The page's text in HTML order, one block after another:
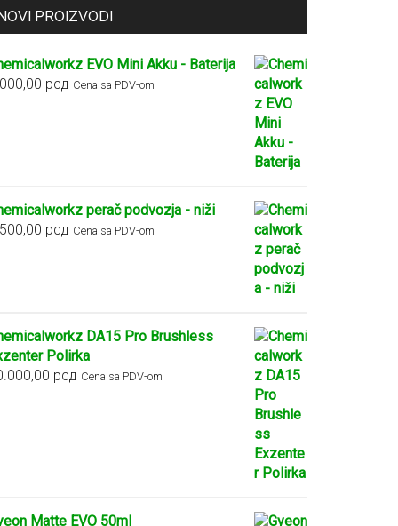
PROIZVODI
EVO Mini Akku - Baterija
рсд Cena sa PDV-om
perač podvozja - niži
рсд Cena sa PDV-om
DA15 Pro Brushless
Polirka
рсд Cena sa PDV-om
Matte EVO 50ml